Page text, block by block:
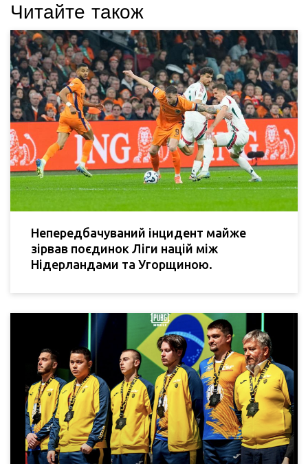
Читайте також
Непередбачуваний інцидент майже
зірвав поєдинок Ліги націй між
Нідерландами та Угорщиною.